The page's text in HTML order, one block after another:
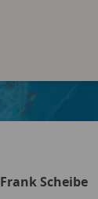
Frank Scheibe